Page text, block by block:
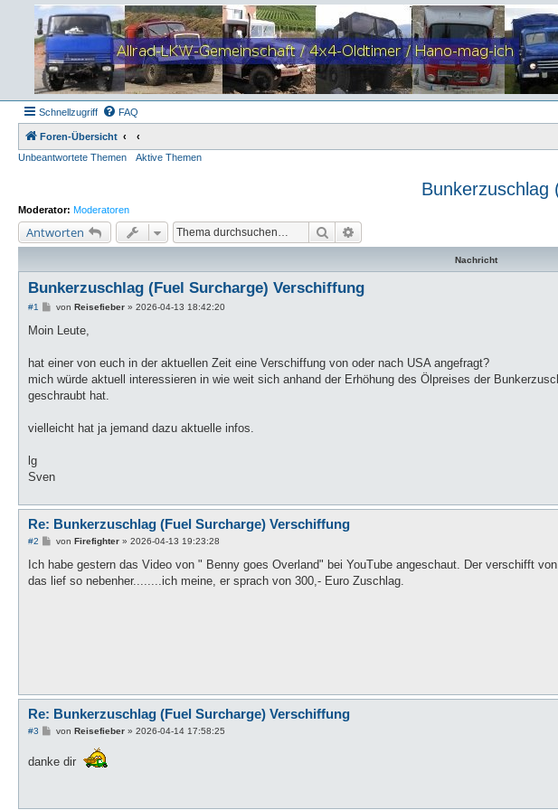
Schnellzugriff FAQ
Foren-Übersicht
Unbeantwortete Themen
Aktive Themen
Bunkerzuschlag
Moderator: Moderatoren
Antworten Suche
Nachricht
Bunkerzuschlag (Fuel Surcharge) Verschiffung
#1
B
i
a
von Reisefieber» 2026-04-13 18:42:20
Moin Leute,
hat einer von euch in der aktuellen Zeit eine Verschiffung von oder nach USA angefragt?
mich würde aktuell interessieren in wie weit sich anhand der Erhöhung des Ölpreises der
geschraubt hat.
vielleicht hat ja jemand dazu aktuelle infos.
lg
Sven
Re: Bunkerzuschlag (Fuel Surcharge) Verschiffung
#2
B
i
r
von Firefighter» 2026-04-13 19:23:28
Ich habe gestern das Video von " Benny goes Overland" bei YouTube angeschaut. Der verschifft
das lief so nebenher........ich meine, er sprach von 300,- Euro Zuschlag.
Re: Bunkerzuschlag (Fuel Surcharge) Verschiffung
#3
B
t
von Reisefieber» 2026-04-14 17:58:25
danke dir